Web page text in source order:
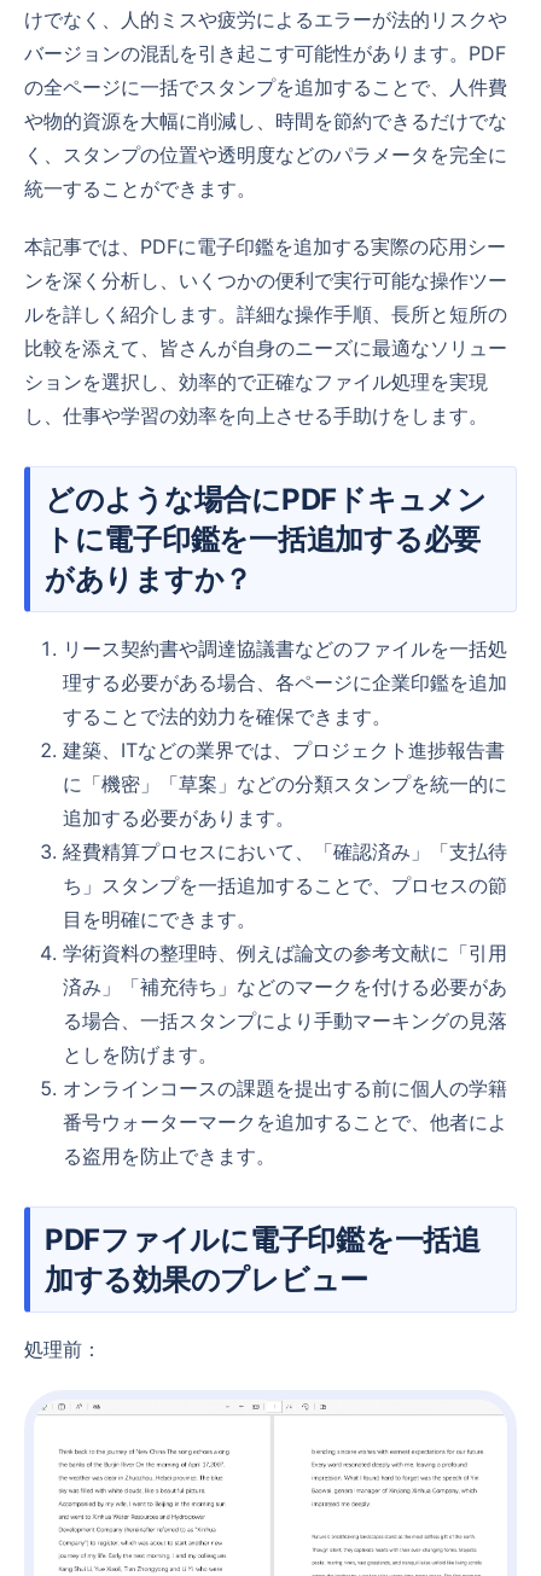
けでなく、人的ミスや疲労によるエラーが法的リスクや
バージョンの混乱を引き起こす可能性があります。PDF
の全ページに一括でスタンプを追加することで、人件費
や物的資源を大幅に削減し、時間を節約できるだけでな
く、スタンプの位置や透明度などのパラメータを完全に
統一することができます。
本記事では、PDFに電子印鑑を追加する実際の応用シー
ンを深く分析し、いくつかの便利で実行可能な操作ツー
ルを詳しく紹介します。詳細な操作手順、長所と短所の
比較を添えて、皆さんが自身のニーズに最適なソリュー
ションを選択し、効率的で正確なファイル処理を実現
し、仕事や学習の効率を向上させる手助けをします。
どのような場合にPDFドキュメン
トに電子印鑑を一括追加する必要
がありますか？
リース契約書や調達協議書などのファイルを一括処
理する必要がある場合、各ページに企業印鑑を追加
することで法的効力を確保できます。
建築、ITなどの業界では、プロジェクト進捗報告書
に「機密」「草案」などの分類スタンプを統一的に
追加する必要があります。
経費精算プロセスにおいて、「確認済み」「支払待
ち」スタンプを一括追加することで、プロセスの節
目を明確にできます。
学術資料の整理時、例えば論文の参考文献に「引用
済み」「補充待ち」などのマークを付ける必要があ
る場合、一括スタンプにより手動マーキングの見落
としを防げます。
オンラインコースの課題を提出する前に個人の学籍
番号ウォーターマークを追加することで、他者によ
る盗用を防止できます。
PDFファイルに電子印鑑を一括追
加する効果のプレビュー
処理前：